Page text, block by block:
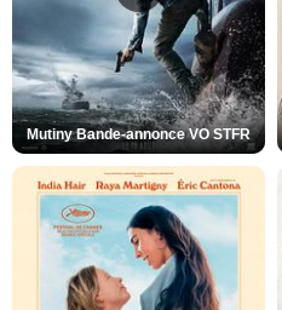
Mutiny Bande-annonce VO STFR